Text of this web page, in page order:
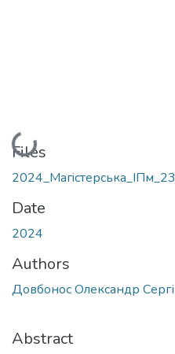
Loading...
Files
Date
2024
Authors
Довбонос Олександр
Abstract